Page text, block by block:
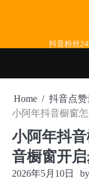
抖音粉丝
Home
抖音点赞
小阿年抖音橱窗
小阿年抖
音橱窗开
2026年5月10日 by